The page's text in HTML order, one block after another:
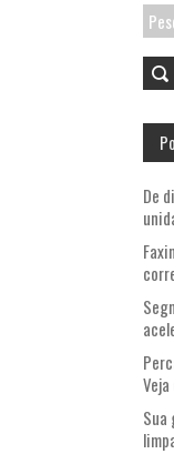
por:
De